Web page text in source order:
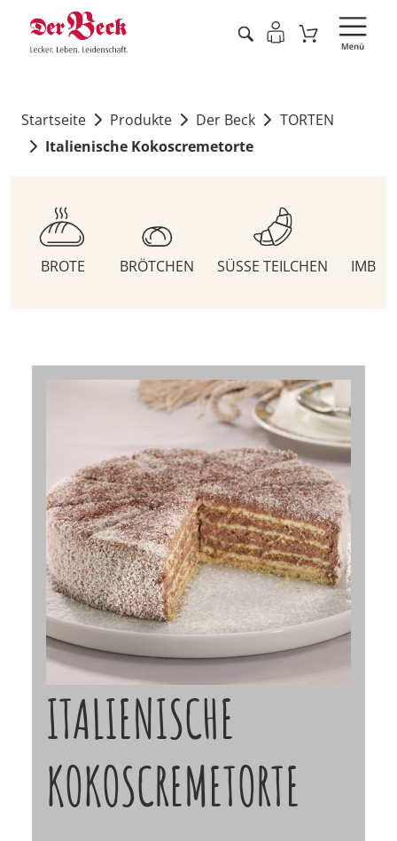
Startseite Produkte Der Beck
TORTEN
Italienische Kokoscremetorte
BROTE BRÖTCHEN SÜSSE TEILCHEN
ITALIENISCHE
KOKOSCREMETORTE